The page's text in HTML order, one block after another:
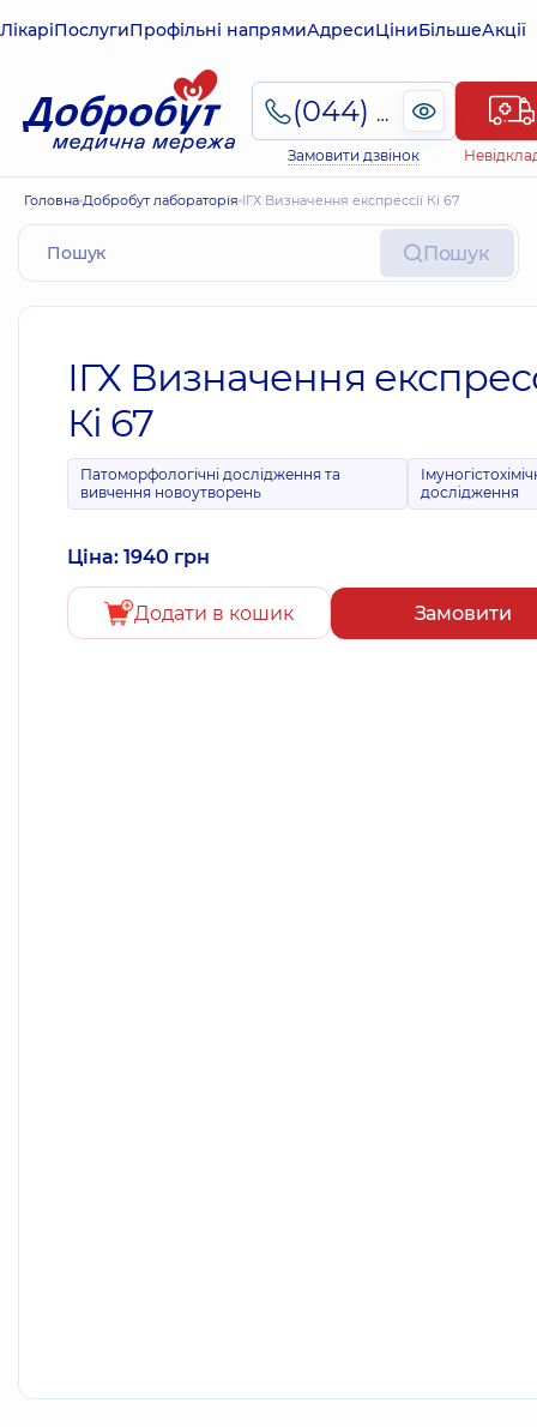
ЛікаріПослугиПрофільні напрямиАдресиЦіниБільшеАкції
(044) 495-2-888
Замовити дзвінок
Головна Добробут лабораторія ІГХ Визначення експрессії Кі 67
Пошук
ІГХ Визначення
Кі 67
Патоморфологічні дослідження та
вивчення новоутворень
дослідження
Ціна: 1940 грн
Додати в кошик Замовити